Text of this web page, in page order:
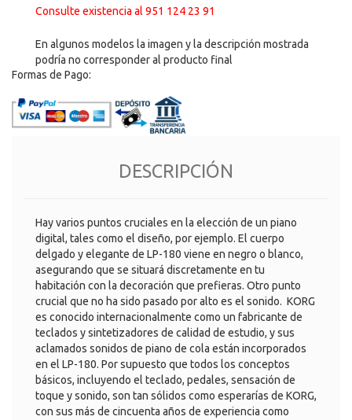
Consulte existencia al 951 124 23 91
En algunos modelos la imagen y la descripción mostrada
podría no corresponder al producto final
Formas de Pago:
DESCRIPCIÓN
Hay varios puntos cruciales en la elección de un piano
digital, tales como el diseño, por ejemplo. El cuerpo
delgado y elegante de LP-180 viene en negro o blanco,
asegurando que se situará discretamente en tu
habitación con la decoración que prefieras. Otro punto
crucial que no ha sido pasado por alto es el sonido. KORG
es conocido internacionalmente como un fabricante de
teclados y sintetizadores de calidad de estudio, y sus
aclamados sonidos de piano de cola están incorporados
en el LP-180. Por supuesto que todos los conceptos
básicos, incluyendo el teclado, pedales, sensación de
toque y sonido, son tan sólidos como esperarías de KORG,
con sus más de cincuenta años de experiencia como